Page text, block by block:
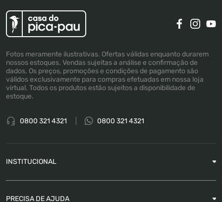
Fotos meramente ilustrativas. Ofertas válidas enquanto durarem
nossos estoques. Vendas sujeitas a análise e confirmação de
dados. Os preços, promoções e condições de pagamento são
válidos exclusivamente para compras efetuadas em nossa loja
virtual. Todos os produtos estão sujeitos a disponibilidade de
estoque.
0800 321 4321 0800 321 4321
INSTITUCIONAL
PRECISA DE AJUDA